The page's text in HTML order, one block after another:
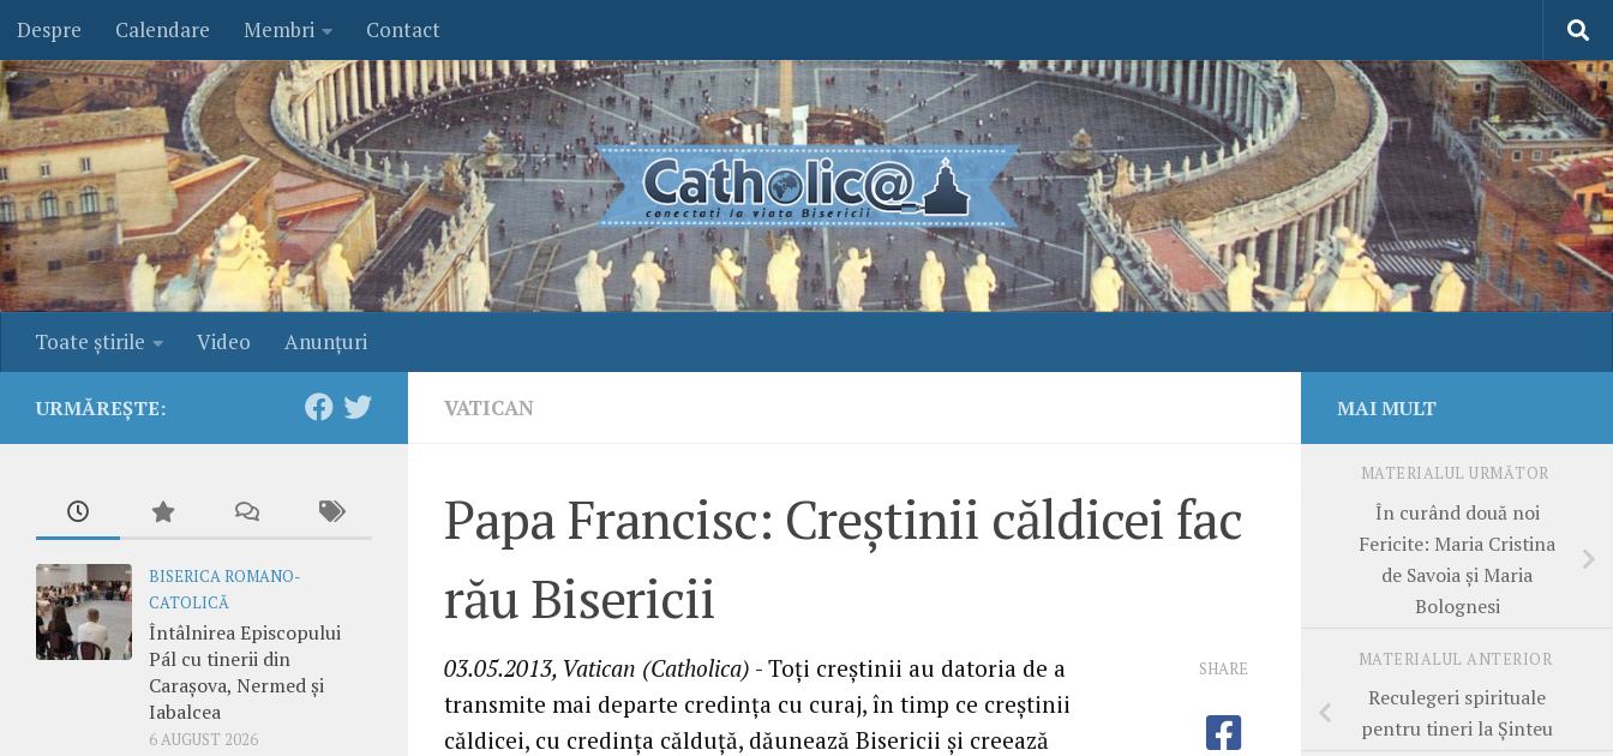
Skip to content
Despre Calendare Membri Contact
Toate ştirile Video Anunţuri
VATICAN
Papa Francisc: Creştinii căldicei fac
rău Bisericii
03.05.2013, Vatican (Catholica) - Toţi creştinii au datoria de a
transmite mai departe credinţa cu curaj, în timp ce creştinii
căldicei, cu credinţa călduţă, dăunează Bisericii şi creează
SHARE
URMĂREȘTE:
BISERICA ROMANO-
CATOLICĂ
Întâlnirea Episcopului
Pál cu tinerii din
Carașova, Nermed și
Iabalcea
6 AUGUST 2026
MAI MULT
MATERIALUL URMĂTOR
În curând două noi
Fericite: Maria Cristina
de Savoia şi Maria
Bolognesi
MATERIALUL ANTERIOR
Reculegeri spirituale
pentru tineri la Şinteu